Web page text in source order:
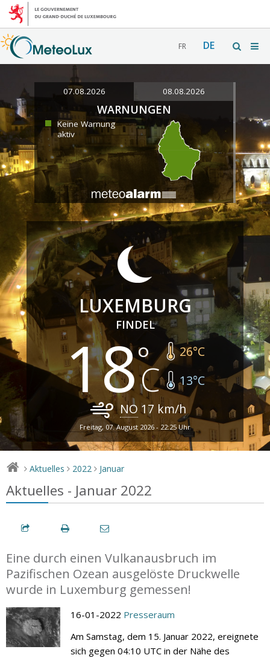
FR DE
07.08.2026 08.08.2026
WARNUNGEN
Keine Warnung
aktiv
LUXEMBURG
FINDEL
18 26°C
13°C
NO 17 km/h
Freitag, 07. August 2026 - 22:25 Uhr
> Aktuelles > 2022 > Januar
Aktuelles - Januar 2022
Eine durch einen Vulkanausbruch im
Pazifischen Ozean ausgelöste Druckwelle
wurde in Luxemburg gemessen!
16-01-2022 Presseraum
Am Samstag, dem 15. Januar 2022, ereignete
sich gegen 04:10 UTC in der Nähe des